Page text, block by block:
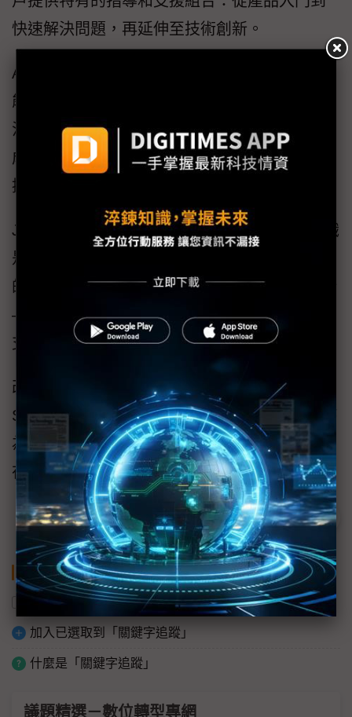
快速解決問題，再延伸至技術創新。
Anna：最好的支援體驗是完全沒有支援案例，
能在客戶意識到問題存在之前，就先將它們解
決。儘管如此，客戶支援依然關重要，是每個
成功計劃的基礎。Jim領導的這支屢獲殊榮的支
援組織，就能隨時準備滿足客戶的需求。
Jim：正如Anna之前所說，簡易使用與專業知識
是客戶最看重的兩點，而客戶也一直需要我們
的主動參與和支援。Salesforce在支援上的創新
——包括搜索優化，改進的聊天功能和更快的
支援，是我們保持領先的關鍵。
改善客戶體驗的關鍵是便捷性與專業知識。
Salesforce的客戶成功計劃不斷創新，始終堅持
為客戶提供可靠的支援與服務，全力幫助客戶
在實現數位轉型的航道上取得成功。
關鍵字
數位化 Salesforce
加入已選取到「關鍵字追蹤」
什麼是「關鍵字追蹤」
議題精選－數位轉型專網